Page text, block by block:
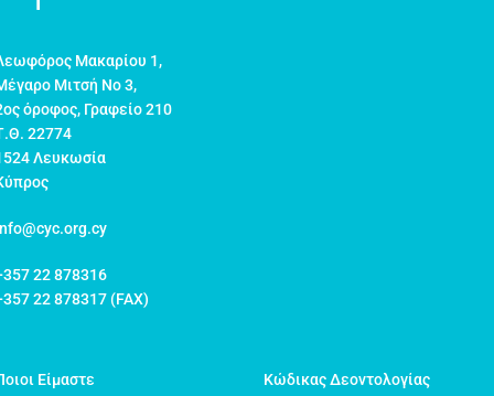
Μακαρίου 1,
Μιτσή Νο 3,
όροφος, Γραφείο 210
22774
Λευκωσία
22 878316
22 878317 (FAX)
Είμαστε
Κώδικας Δεοντολογίας